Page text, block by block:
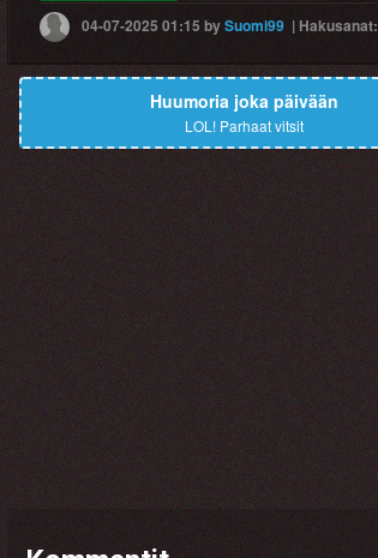
04-07-2025 01:15 bySuomi99 |Hakusanat:
Huumoria joka päivään
LOL! Parhaat vitsit